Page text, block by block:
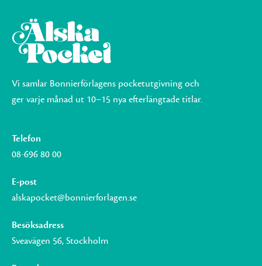
Vi samlar Bonnierförlagens pocketutgivning och
ger varje månad ut 10–15 nya efterlängtade titlar.
Telefon
08-696 80 00
E-post
alskapocket@bonnierforlagen.se
Besöksadress
Sveavägen 56, Stockholm